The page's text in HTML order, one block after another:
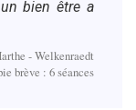
bien être a
- Welkenraedt
brève : 6 séances